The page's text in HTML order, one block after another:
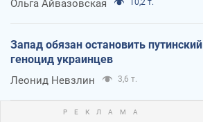
Ольга Айвазовская
Запад обязан остановить путинский
геноцид украинцев
Леонид Невзлин 3,6 т.